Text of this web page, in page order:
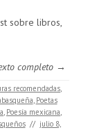
sobre libros,
completo →
recomendadas
Poetas
Poesía mexicana
// julio 8,